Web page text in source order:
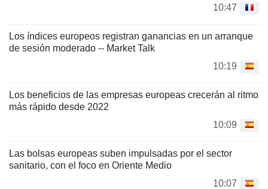
10:47
Los índices europeos registran ganancias en un arranque
de sesión moderado -- Market Talk
10:19
Los beneficios de las empresas europeas crecerán al ritmo
más rápido desde 2022
10:09
Las bolsas europeas suben impulsadas por el sector
sanitario, con el foco en Oriente Medio
10:07